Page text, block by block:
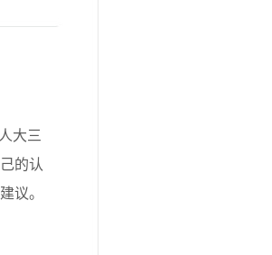
大三
的认
议。